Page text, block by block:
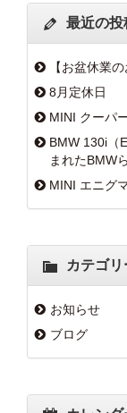
最近の投
【お盆休業
8月定休日
MINI クーパ
BMW 130i（
まれたBMW
MINI エニグ
カテゴリ
お知らせ
ブログ